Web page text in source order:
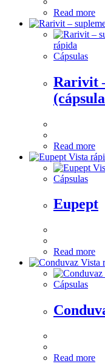
Read more
rápida
Cápsulas
Rarivit
Read more
Vista
Cápsulas
Eupept
Read more
Vista
Cápsulas
Read more